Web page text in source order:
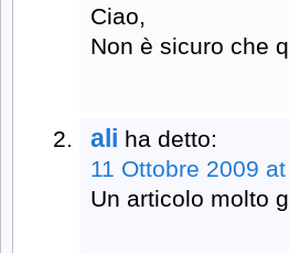
Ciao,
Non è sicuro che
ali ha detto:
11 Ottobre 2009
Un articolo molto